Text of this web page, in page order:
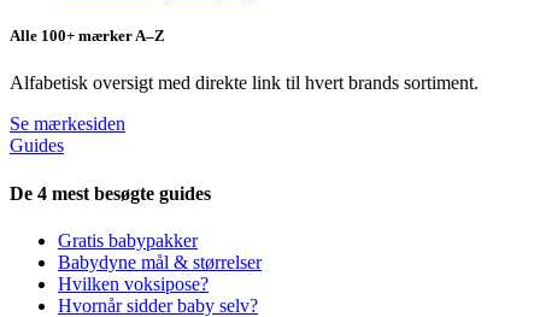
Alle 100+ mærker A–Z
Alfabetisk oversigt med direkte link til hvert brands sortiment.
Se mærkesiden
Guides
De 4 mest besøgte guides
Gratis babypakker
Babydyne mål & størrelser
Hvilken voksipose?
Hvornår sidder baby selv?